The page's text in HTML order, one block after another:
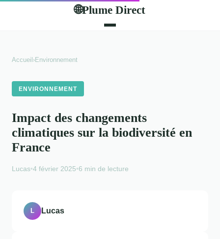
🌐Plume Direct
Accueil ›Environnement
ENVIRONNEMENT
Impact des changements
climatiques sur la biodiversité en
France
Lucas•4 février 2025•6 min de lecture
L Lucas